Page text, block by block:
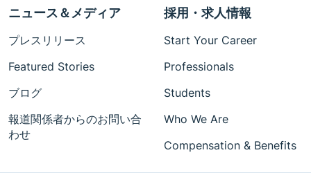
ニュース＆メディア
プレスリリース
Featured Stories
ブログ
報道関係者からのお問い合
わせ
採用・求人情報
Start Your Career
Professionals
Students
Who We Are
Compensation & Benefits